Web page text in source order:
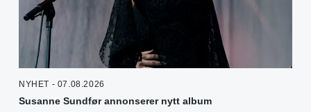
NYHET - 07.08.2026
Susanne Sundfør annonserer nytt album